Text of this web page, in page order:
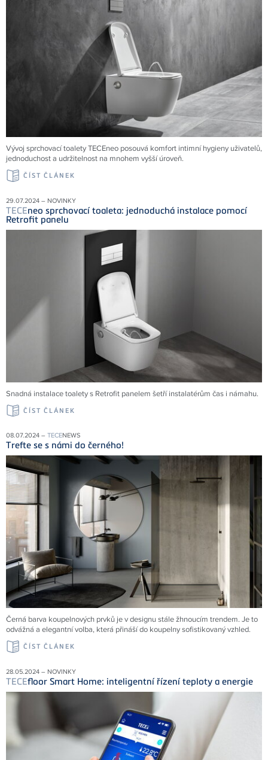
Vývoj sprchovací toalety TECEneo posouvá komfort intimní hygieny uživatelů,
jednoduchost a udržitelnost na mnohem vyšší úroveň.
ČÍST ČLÁNEK
29.07.2024 – NOVINKY
TECEneo sprchovací toaleta: jednoduchá instalace pomocí
Retrofit panelu
Snadná instalace toalety s Retrofit panelem šetří instalatérům čas i námahu.
ČÍST ČLÁNEK
08.07.2024 – TECENEWS
Trefte se s námi do černého!
Černá barva koupelnových prvků je v designu stále žhnoucím trendem. Je to
odvážná a elegantní volba, která přináší do koupelny sofistikovaný vzhled.
ČÍST ČLÁNEK
28.05.2024 – NOVINKY
TECEfloor Smart Home: inteligentní řízení teploty a energie